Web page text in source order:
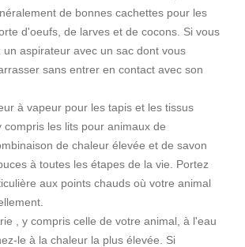
de bonnes cachettes pour les
d'oeufs, de larves et de cocons. Si vous
un aspirateur avec un sac dont vous
sans entrer en contact avec son
à vapeur pour les tapis et les tissus
compris les lits pour animaux de
de chaleur élevée et de savon
à toutes les étapes de la vie. Portez
aux points chauds où votre animal
, y compris celle de votre animal, à l'eau
le à la chaleur la plus élevée. Si